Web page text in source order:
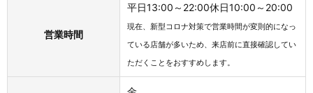
営業時間
平日13:00～22:00休日10:00～20:00
現在、新型コロナ対策で営業時間が変則的になっ
ている店舗が多いため、来店前に直接確認してい
ただくことをおすすめします。